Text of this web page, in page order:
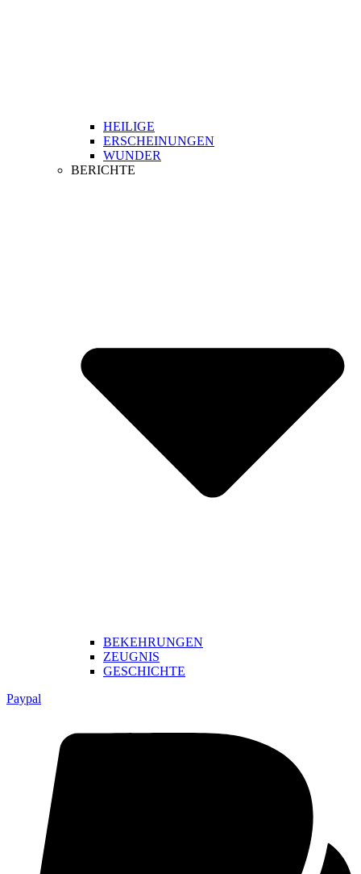
HEILIGE
ERSCHEINUNGEN
WUNDER
BERICHTE
BEKEHRUNGEN
ZEUGNIS
GESCHICHTE
Paypal